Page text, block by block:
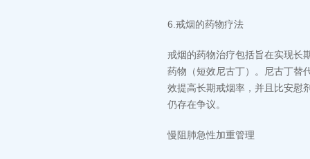
6.戒烟的药物疗法
戒烟的药物治疗包括旨在实现长
药物（短效尼古丁）。尼古丁替
效提高长期戒烟率，并且比安慰
仍存在争议。
慢阻肺急性加重管理